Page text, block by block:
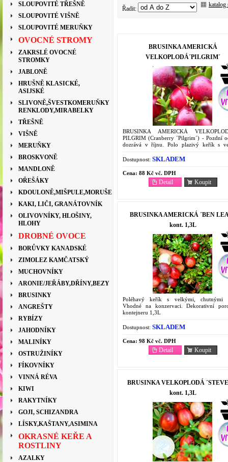
SLOUPOVITÉ TŘEŠNĚ
SLOUPOVITÉ VIŠNĚ
SLOUPOVITÉ MERUŇKY
OVOCNÉ STROMY
ZAKRSLÉ OVOCNÉ
STROMKY
JABLONĚ
HRUŠNĚ KLASICKÉ,
ASIJSKÉ
SLIVONĚ,ŠVESTKOMERUŇKY
RENKLODY,MIRABELKY
TŘEŠNĚ
VIŠNĚ
MERUŇKY
BROSKVONĚ
MANDLONĚ
OŘEŠÁKY
KDOULONĚ,MIŠPULE,MORUŠE
KAKI, LIČI, GRANÁTOVNÍK
OLIVOVNÍKY, HLOŠINY,
HLOHY
DROBNÉ OVOCE
BORŮVKY KANADSKÉ
ZIMOLEZ KAMČATSKÝ
MUCHOVNÍKY
ARONIE/JEŘÁBY,DŘÍNY,BEZY
BRUSINKY
ANGREŠTY
RYBÍZY
JAHODNÍKY
MALINÍKY
OSTRUŽINÍKY
FÍKOVNÍKY
VINNÁ RÉVA
KIWI
RAKYTNÍKY
GOJI, SCHIZANDRA
LÍSKY,KAŠTANY,ASIMINA
OKRASNÉ KEŘE A
ROSTLINY
AZALKY
Řadit:
katalog
BRUSINKA AMERICKÁ
VELKOPLODÁ´PILGRIM´
BRUSINKA AMERICKÁ
PILGRIM (Cranberry ´Pilgrim´) - Pozdní
dozrává v říjnu. Polo plazivý keřík s
Dostupnost: SKLADEM
Cena: 88 Kč vč. DPH
Koupit
Detail
BRUSINKA AMERICKÁ ´BEN
kont. 1,3L
Poléhavý keřík s velkými, chutnými
Vhodné na konzervaci. Dekorativní
kontejneru 1,3L
Dostupnost: SKLADEM
Cena: 98 Kč vč. DPH
Koupit
Detail
BRUSINKA VELKOPLODÁ
kont. 1,3L